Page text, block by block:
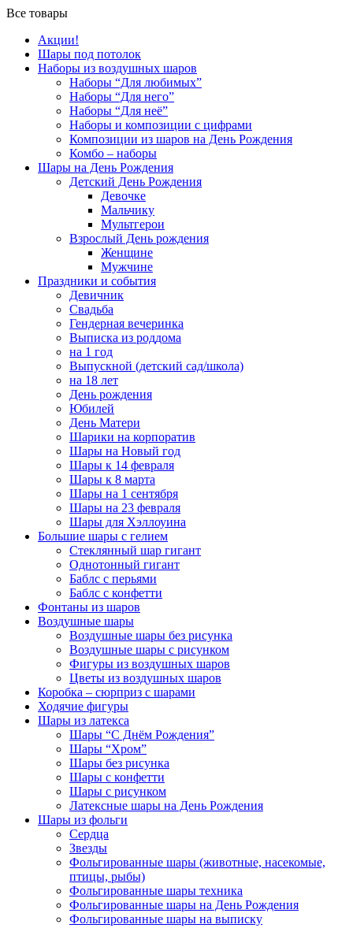
Все товары
Акции!
Шары под потолок
Наборы из воздушных шаров
Наборы “Для любимых”
Наборы “Для него”
Наборы “Для неё”
Наборы и композиции с цифрами
Композиции из шаров на День Рождения
Комбо – наборы
Шары на День Рождения
Детский День Рождения
Девочке
Мальчику
Мультгерои
Взрослый День рождения
Женщине
Мужчине
Праздники и события
Девичник
Свадьба
Гендерная вечеринка
Выписка из роддома
на 1 год
Выпускной (детский сад/школа)
на 18 лет
День рождения
Юбилей
День Матери
Шарики на корпоратив
Шары на Новый год
Шары к 14 февраля
Шары к 8 марта
Шары на 1 сентября
Шары на 23 февраля
Шары для Хэллоуина
Большие шары с гелием
Стеклянный шар гигант
Однотонный гигант
Баблс с перьями
Баблс с конфетти
Фонтаны из шаров
Воздушные шары
Воздушные шары без рисунка
Воздушные шары с рисунком
Фигуры из воздушных шаров
Цветы из воздушных шаров
Коробка – сюрприз с шарами
Ходячие фигуры
Шары из латекса
Шары “С Днём Рождения”
Шары “Хром”
Шары без рисунка
Шары с конфетти
Шары с рисунком
Латексные шары на День Рождения
Шары из фольги
Сердца
Звезды
Фольгированные шары (животные, насекомые,
птицы, рыбы)
Фольгированные шары техника
Фольгированные шары на День Рождения
Фольгированные шары на выписку